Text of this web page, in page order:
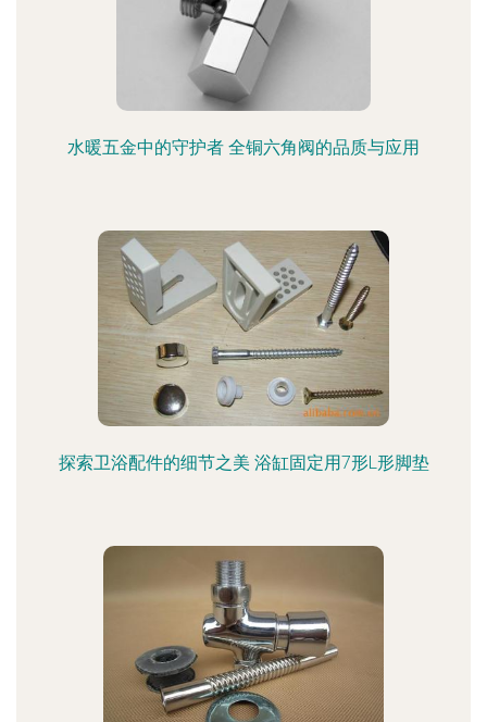
水暖五金中的守护者 全铜六角阀的品质与应用
探索卫浴配件的细节之美 浴缸固定用7形L形脚垫